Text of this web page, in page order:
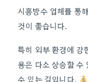
시흥방수 업체를 통
것이 좋습니다.
특히 외부 환경에 강
용은 다소 상승할 수
수 있는 길입니다.